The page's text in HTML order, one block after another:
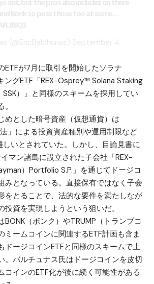
ETFが7月に取引を開始したソラナ
ングETF「REX-Osprey™ Solana Staking
）」と同様のスキームを採用してい
めとした暗号資産（仮想通貨）は
」による投資資産種別や運用制限など
しいとされていた。しかし、目論見書に
マン諸島に設立された子会社「REX-
）Portfolio S.P.」を通じてドージコ
みとなっている。直接保有ではなく子会
をとることで、法的な要件を満たしなが
投資を実現しようという狙いだ。
BONK（ボンク）やTRUMP（トランプコ
ミームコインに関連するETF計画も含ま
ドージコインETFと同様のスキームで上
。バルチュナス氏はドージコインを皮切
コインのETF化が後に続く可能性がある